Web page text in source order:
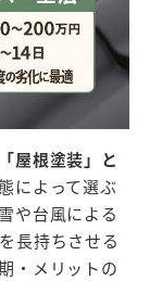
「屋根塗装」と
によって選ぶ
や台風による
長持ちさせる
・メリットの